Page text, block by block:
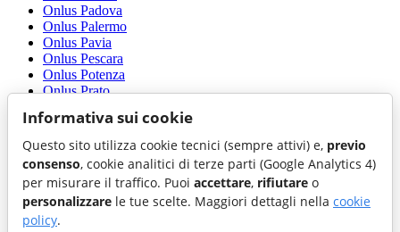
Onlus Padova
Onlus Palermo
Onlus Pavia
Onlus Pescara
Onlus Potenza
Onlus Prato
Onlus Ravenna
Onlus Rimini
Onlus Roma
Onlus Salerno
Onlus Teramo
Onlus Terni
Onlus Trapani
Informativa sui cookie
Questo sito utilizza cookie tecnici (sempre attivi) e, previo
consenso, cookie analitici di terze parti (Google Analytics 4)
per misurare il traffico. Puoi accettare, rifiutare o
personalizzare le tue scelte. Maggiori dettagli nella cookie
policy.